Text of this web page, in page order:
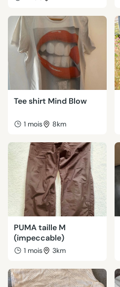
Tee shirt Mind Blow
1 mois 8km
PUMA taille M
(impeccable)
1 mois 3km